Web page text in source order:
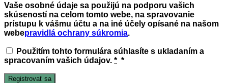
Vaše osobné údaje sa použijú na podporu vašich
skúseností na celom tomto webe, na spravovanie
prístupu k vášmu účtu a na iné účely opísané na našom
webepravidlá ochrany súkromia.
Použitím tohto formulára súhlasíte s ukladaním a
spracovaním vašich údajov. * *
Registrovať sa